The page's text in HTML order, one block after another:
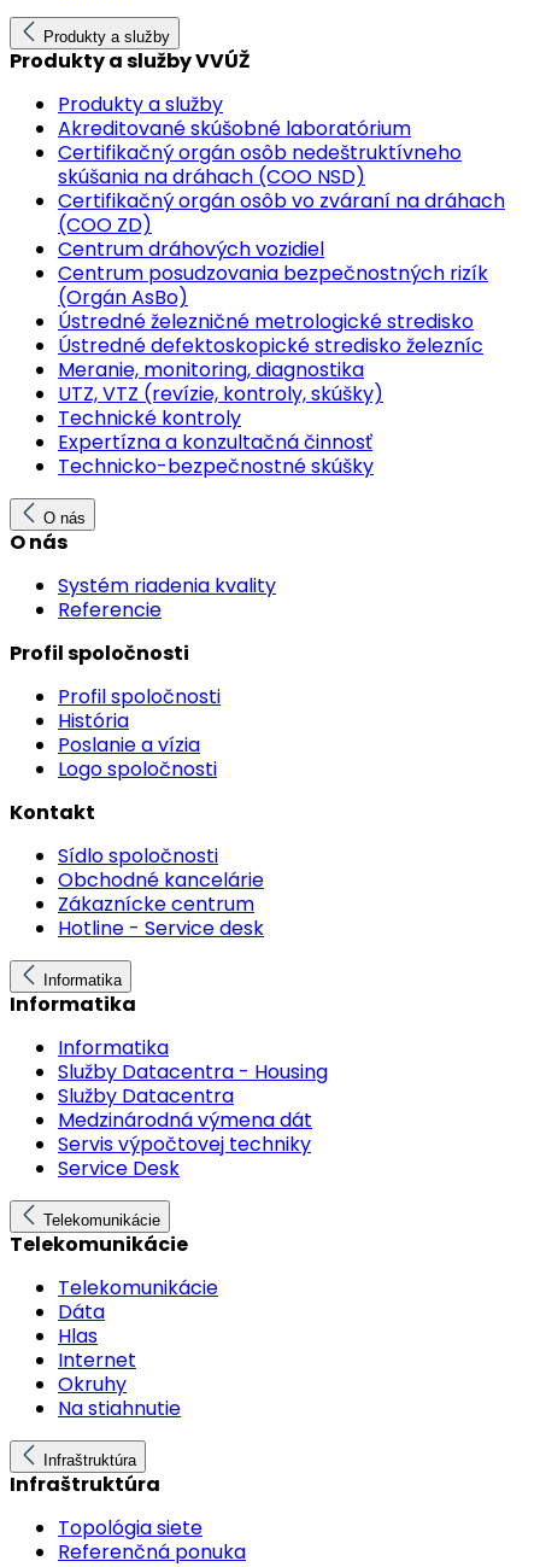
Produkty a služby
Produkty a služby VVÚŽ
Produkty a služby
Akreditované skúšobné laboratórium
Certifikačný orgán osôb nedeštruktívneho
skúšania na dráhach (COO NSD)
Certifikačný orgán osôb vo zváraní na dráhach
(COO ZD)
Centrum dráhových vozidiel
Centrum posudzovania bezpečnostných rizík
(Orgán AsBo)
Ústredné železničné metrologické stredisko
Ústredné defektoskopické stredisko železníc
Meranie, monitoring, diagnostika
UTZ, VTZ (revízie, kontroly, skúšky)
Technické kontroly
Expertízna a konzultačná činnosť
Technicko-bezpečnostné skúšky
O nás
O nás
Systém riadenia kvality
Referencie
Profil spoločnosti
Profil spoločnosti
História
Poslanie a vízia
Logo spoločnosti
Kontakt
Sídlo spoločnosti
Obchodné kancelárie
Zákaznícke centrum
Hotline - Service desk
Informatika
Informatika
Informatika
Služby Datacentra - Housing
Služby Datacentra
Medzinárodná výmena dát
Servis výpočtovej techniky
Service Desk
Telekomunikácie
Telekomunikácie
Telekomunikácie
Dáta
Hlas
Internet
Okruhy
Na stiahnutie
Infraštruktúra
Infraštruktúra
Topológia siete
Referenčná ponuka